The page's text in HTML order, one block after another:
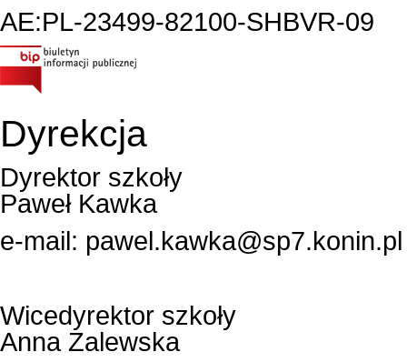
AE:PL-23499-82100-SHBVR-09
Dyrekcja
Dyrektor szkoły
Paweł Kawka
e-mail: pawel.kawka@sp7.konin.pl
Wicedyrektor szkoły
Anna Zalewska